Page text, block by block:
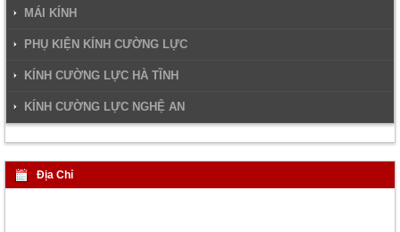
MÁI KÍNH
PHỤ KIỆN KÍNH CƯỜNG LỰC
KÍNH CƯỜNG LỰC HÀ TĨNH
KÍNH CƯỜNG LỰC NGHỆ AN
Địa Chỉ